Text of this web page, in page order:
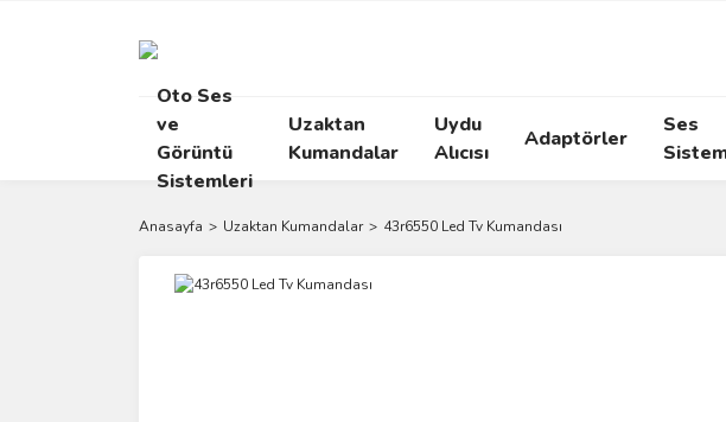
Oto Ses
ve
Görüntü
Sistemleri
Uzaktan
Kumandalar
Uydu
Alıcısı
Adaptörler
Ses
Anasayfa Uzaktan Kumandalar 43r6550 Led Tv Kumandası